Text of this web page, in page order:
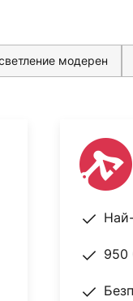
модерен
950